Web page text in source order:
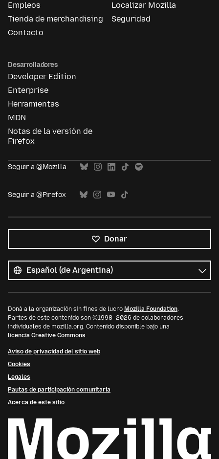
Empleos
Tienda de merchandising
Contacto
Localizar Mozilla
Seguridad
Desarrolladores
Developer Edition
Enterprise
Herramientas
MDN
Notas de la versión de
Firefox
Seguir a @Mozilla
Seguir a @Firefox
Donar
los
idiomas
Idioma
Doná a la organización sin fines de lucro Mozilla Foundation.
Partes de este contenido son ©1998–2026 de colaboradores
individuales de mozilla.org. Contenido disponible bajo una
licencia Creative Commons.
Aviso de privacidad del sitio web
Cookies
Legales
Pautas de participación comunitaria
Acerca de este sitio